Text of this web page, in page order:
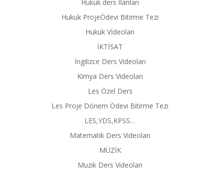
Hukuk ders İlanları
Hukuk ProjeÖdevi Bitirme Tezi
Hukuk Vİdeoları
İKTİSAT
İngilizce Ders Videoları
Kimya Ders Videoları
Les Özel Ders
Les Proje Dönem Ödevi Bitirme Tezi
LES,YDS,KPSS…
Matematik Ders Videoları
MÜZİK
Muzik Ders Videoları